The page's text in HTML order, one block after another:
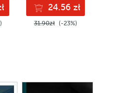
24.56 zł
31.90zł (-23%)